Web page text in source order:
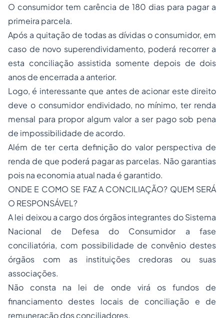
O consumidor tem carência de 180 dias para pagar a
primeira parcela.
Após a quitação de todas as dívidas o consumidor, em
caso de novo superendividamento, poderá recorrer a
esta conciliação assistida somente depois de dois
anos de encerrada a anterior.
Logo, é interessante que antes de acionar este direito
deve o consumidor endividado, no mínimo, ter renda
mensal para propor algum valor a ser pago sob pena
de impossibilidade de acordo.
Além de ter certa definição do valor perspectiva de
renda de que poderá pagar as parcelas. Não garantias
pois na economia atual nada é garantido.
ONDE E COMO SE FAZ A CONCILIAÇÃO? QUEM SERÁ
O RESPONSÁVEL?
A lei deixou a cargo dos órgãos integrantes do Sistema
Nacional de Defesa do Consumidor a fase
conciliatória, com possibilidade de convênio destes
órgãos com as instituições credoras ou suas
associações.
Não consta na lei de onde virá os fundos de
financiamento destes locais de conciliação e de
remuneração dos conciliadores.